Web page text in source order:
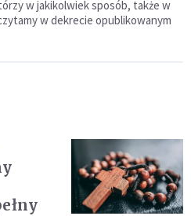
w jakikolwiek sposób, także w
w dekrecie opublikowanym